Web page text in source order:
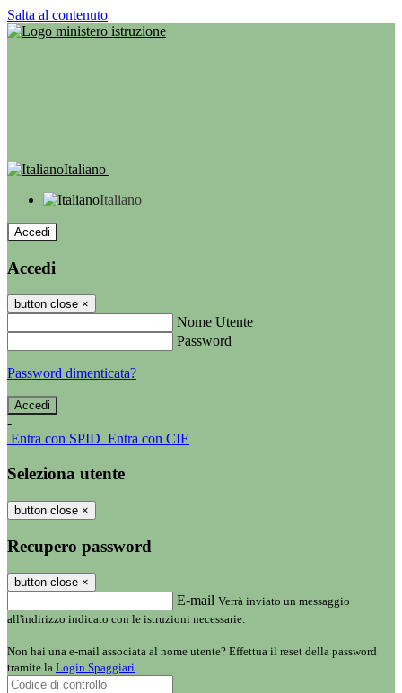
Salta al contenuto
Italiano
Italiano
Accedi
Accedi
button close ×
Nome Utente
Password
Password dimenticata?
-
Entra con SPID Entra con CIE
Seleziona utente
button close ×
Recupero password
button close ×
E-mail Verrà inviato un messaggio
all'indirizzo indicato con le istruzioni necessarie.
Non hai una e-mail associata al nome utente? Effettua il reset della password
tramite la Login Spaggiari